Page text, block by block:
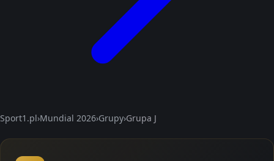
Sport1.pl›Mundial 2026›Grupy›Grupa J